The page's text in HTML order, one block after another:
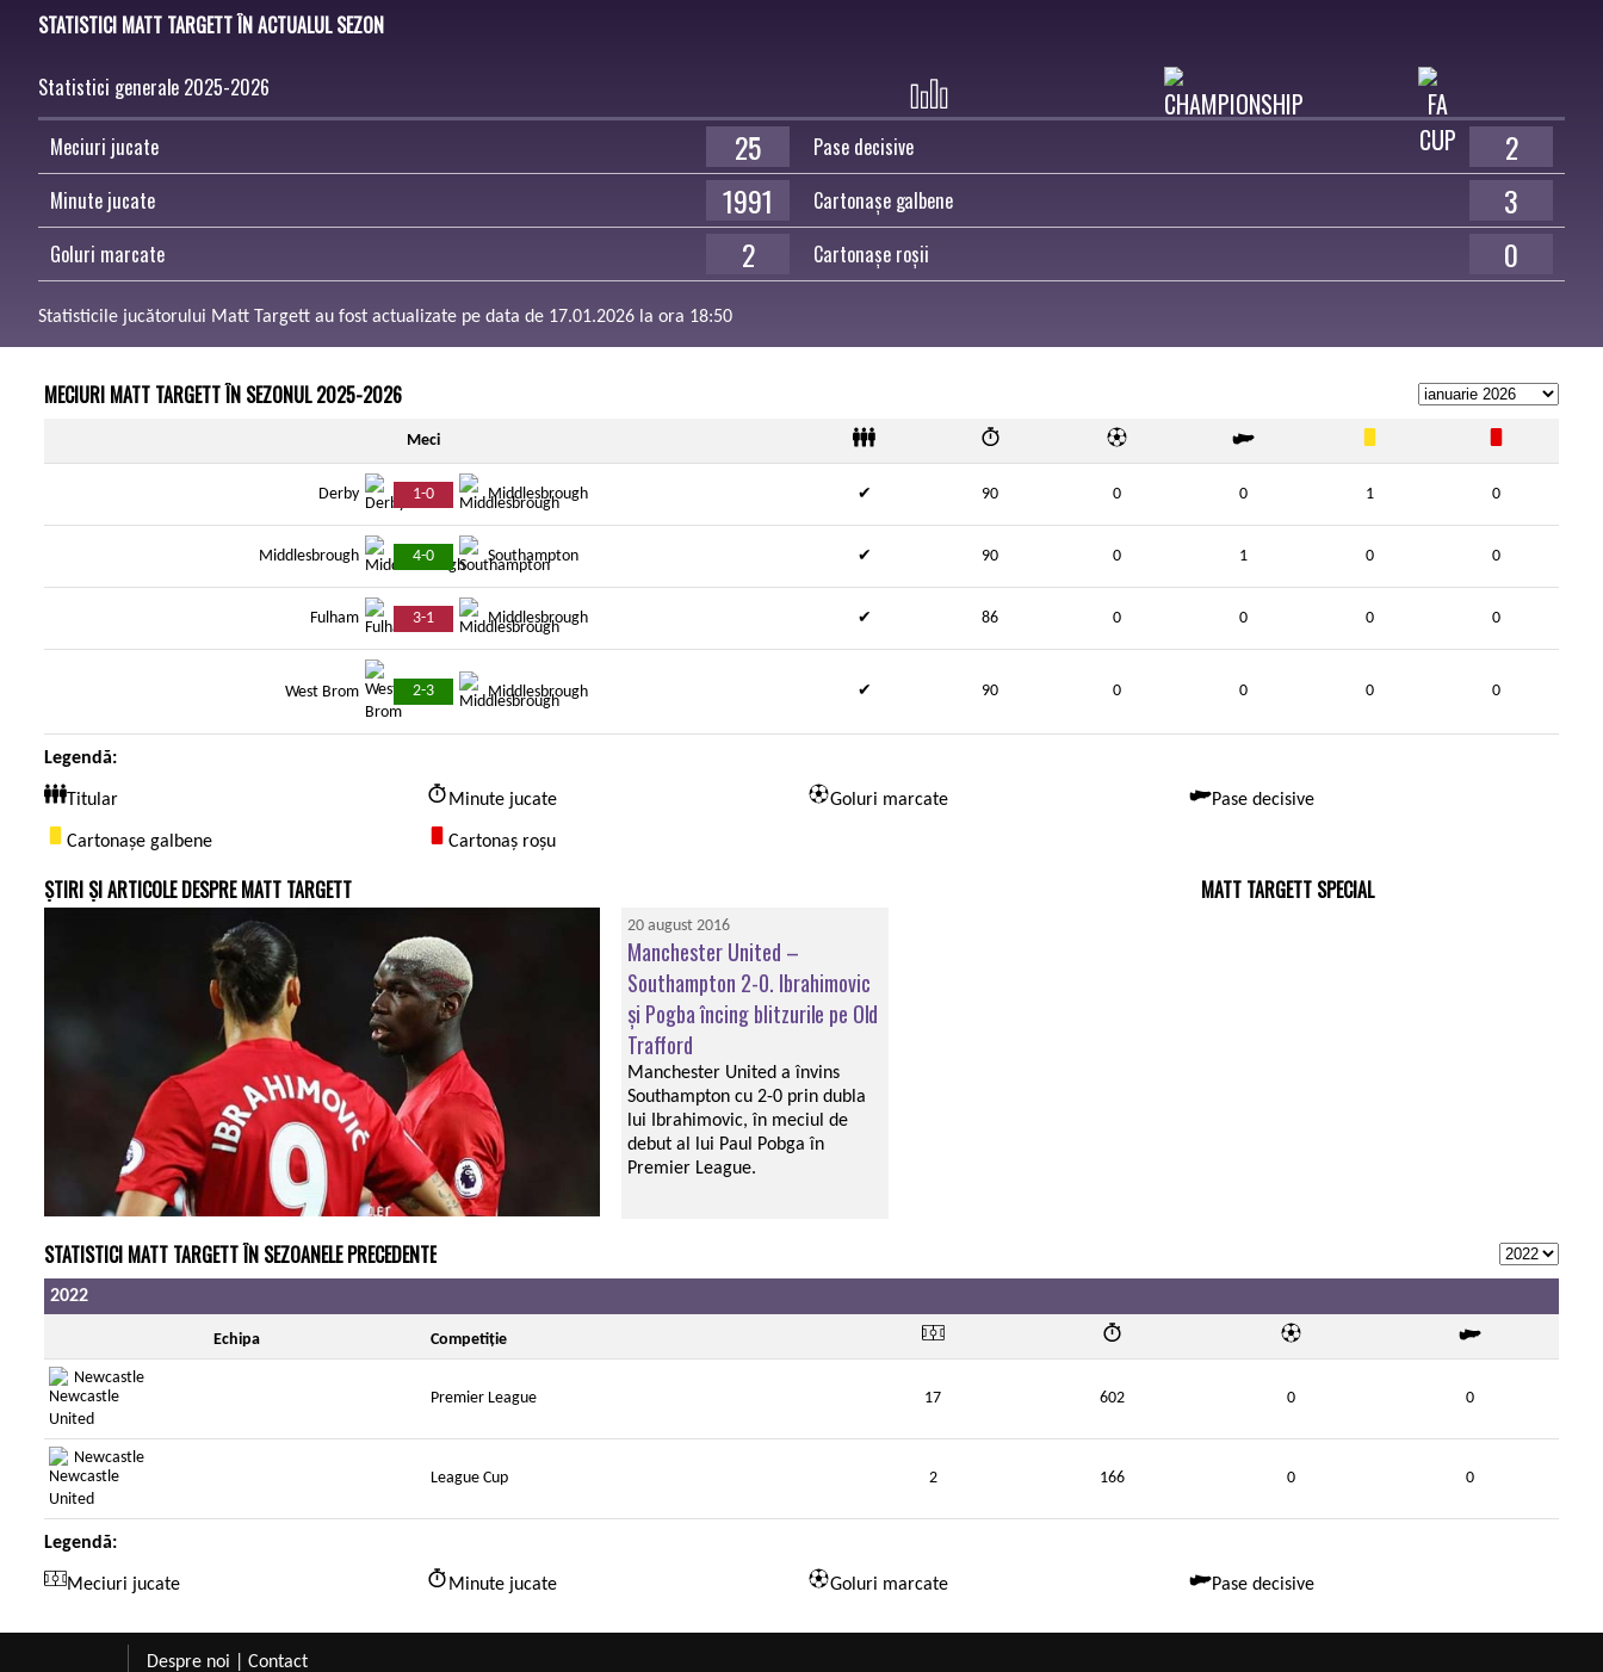
STATISTICI MATT TARGETT ÎN ACTUALUL SEZON
Statistici generale 2025-2026
Meciuri jucate 25
Minute jucate 1991
Goluri marcate 2
Pase decisive 2
Cartonașe galbene 3
Cartonașe roșii 0
Statisticile jucătorului Matt Targett au fost actualizate pe data de 17.01.2026 la ora 18:50
MECIURI MATT TARGETT ÎN SEZONUL 2025-2026
Meci
Derby 1-0 Middlesbrough ✔ 90 0 0 1 0
Middlesbrough 4-0 Southampton ✔ 90 0 1 0 0
Fulham 3-1 Middlesbrough ✔ 86 0 0 0 0
West Brom 2-3 Middlesbrough ✔ 90 0 0 0 0
Legendă:
Titular Minute jucate Goluri marcate Pase decisive
Cartonașe galbene Cartonaș roșu
ȘTIRI ȘI ARTICOLE DESPRE MATT TARGETT
20 august 2016
Manchester United –
Southampton 2-0. Ibrahimovic
şi Pogba încing blitzurile pe Old
Trafford
Manchester United a învins
Southampton cu 2-0 prin dubla
lui Ibrahimovic, în meciul de
debut al lui Paul Pobga în
Premier League.
MATT TARGETT SPECIAL
STATISTICI MATT TARGETT ÎN SEZOANELE PRECEDENTE
2022
Echipa Competiție
Newcastle
Premier League
17 602 0 0
Newcastle
League Cup
2 166 0 0
Legendă:
Meciuri jucate Minute jucate Goluri marcate Pase decisive
Despre noi Contact